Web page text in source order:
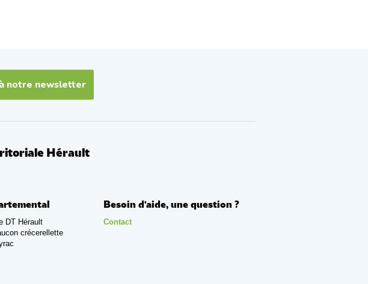
à notre newsletter
Hérault
DT Hérault
crécerellette
Besoin d'aide, une question ?
Contact